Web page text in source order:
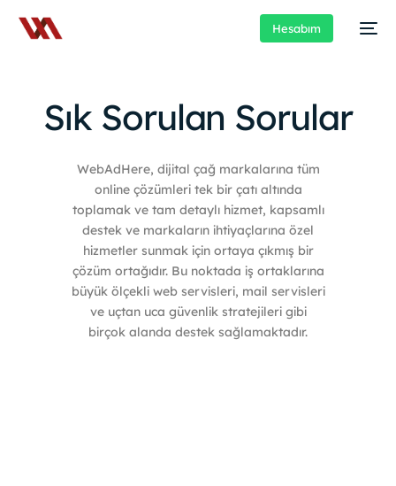
Hesabım
Sık Sorulan Sorular
WebAdHere, dijital çağ markalarına tüm
online çözümleri tek bir çatı altında
toplamak ve tam detaylı hizmet, kapsamlı
destek ve markaların ihtiyaçlarına özel
hizmetler sunmak için ortaya çıkmış bir
çözüm ortağıdır. Bu noktada iş ortaklarına
büyük ölçekli web servisleri, mail servisleri
ve uçtan uca güvenlik stratejileri gibi
birçok alanda destek sağlamaktadır.